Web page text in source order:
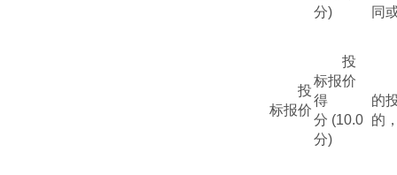
分)
同
投
标报价
投
标报价
得
分 (10.0
分)
的
的